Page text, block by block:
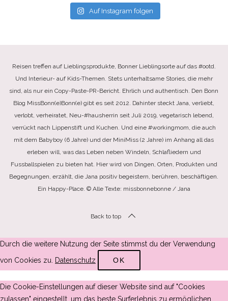
Auf Instagram folgen
Reisen treffen auf Lieblingsprodukte, Bonner Lieblingsorte auf das #ootd.
Und Interieur- auf Kids-Themen. Stets unterhaltsame Stories, die mehr
sind, als nur ein Copy-Paste-PR-Bericht. Ehrlich und authentisch. Den Bonn
Blog MissBonn(e)Bonn(e) gibt es seit 2012. Dahinter steckt Jana, verliebt,
verlobt, verheiratet, Neu-#hausherrin seit Juli 2019, vegetarisch lebend,
verrückt nach Lippenstift und Kuchen. Und eine #workingmom, die auch
mit dem Babyboy (6 Jahre) und der MiniMiss (2 Jahre) im Anhang all das
erleben will, was das Leben neben Windeln, Schlafliedern und
Fussballspielen zu bieten hat. Hier wird von Dingen, Orten, Produkten und
Begegnungen, erzählt, die Jana positiv begeistern, berühren, beschäftigen.
Ein Happy-Place. © Alle Texte: missbonnebonne / Jana
Back to top
Durch die weitere Nutzung der Seite stimmst du der Verwendung
von Cookies zu. Datenschutz OK
Die Cookie-Einstellungen auf dieser Website sind auf "Cookies
zulassen" eingestellt, um das beste Surferlebnis zu ermöglichen.